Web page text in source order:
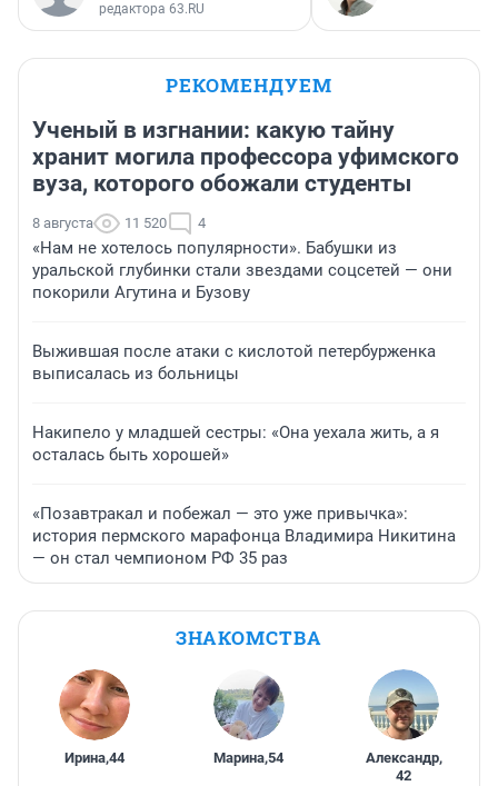
редактора 63.RU
РЕКОМЕНДУЕМ
Ученый в изгнании: какую тайну
хранит могила профессора уфимского
вуза, которого обожали студенты
8 августа 11 520 4
«Нам не хотелось популярности». Бабушки из
уральской глубинки стали звездами соцсетей — они
покорили Агутина и Бузову
Выжившая после атаки с кислотой петербурженка
выписалась из больницы
Накипело у младшей сестры: «Она уехала жить, а я
осталась быть хорошей»
«Позавтракал и побежал — это уже привычка»:
история пермского марафонца Владимира Никитина
— он стал чемпионом РФ 35 раз
ЗНАКОМСТВА
Ирина,44 Марина,54 Александр,
42